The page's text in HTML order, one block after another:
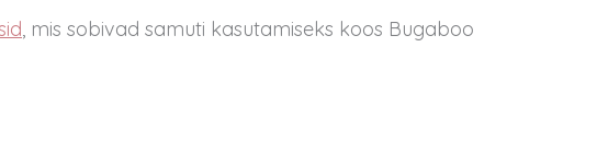
, mis sobivad samuti kasutamiseks koos Bugaboo